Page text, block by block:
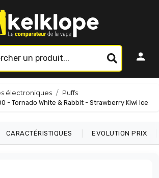
électroniques
Puffs
- Tornado White & Rabbit - Strawberry Kiwi Ice
CARACTÉRISTIQUES EVOLUTION PRIX